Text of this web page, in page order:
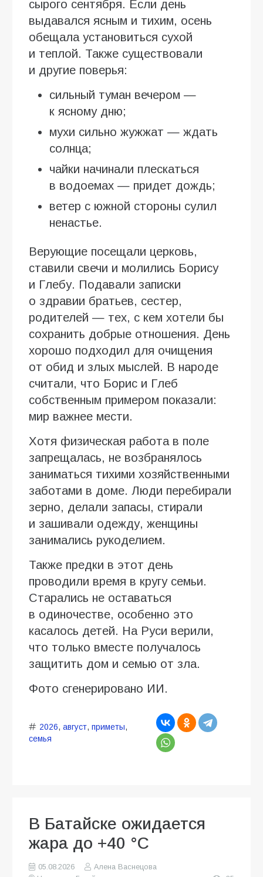
сырого сентября. Если день
выдавался ясным и тихим, осень
обещала установиться сухой
и теплой. Также существовали
и другие поверья:
сильный туман вечером —
к ясному дню;
мухи сильно жужжат — ждать
солнца;
чайки начинали плескаться
в водоемах — придет дождь;
ветер с южной стороны сулил
ненастье.
Верующие посещали церковь,
ставили свечи и молились Борису
и Глебу. Подавали записки
о здравии братьев, сестер,
родителей — тех, с кем хотели бы
сохранить добрые отношения. День
хорошо подходил для очищения
от обид и злых мыслей. В народе
считали, что Борис и Глеб
собственным примером показали:
мир важнее мести.
Хотя физическая работа в поле
запрещалась, не возбранялось
заниматься тихими хозяйственными
заботами в доме. Люди перебирали
зерно, делали запасы, стирали
и зашивали одежду, женщины
занимались рукоделием.
Также предки в этот день
проводили время в кругу семьи.
Старались не оставаться
в одиночестве, особенно это
касалось детей. На Руси верили,
что только вместе получалось
защитить дом и семью от зла.
Фото сгенерировано ИИ.
2026, август, приметы,
семья
В Батайске ожидается
жара до +40 °C
05.08.2026
Алена Васнецова